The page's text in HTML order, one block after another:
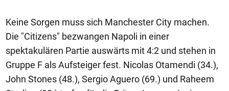
Keine Sorgen muss sich Manchester City machen.
Die "Citizens" bezwangen Napoli in einer
spektakulären Partie auswärts mit 4:2 und stehen in
Gruppe F als Aufsteiger fest. Nicolas Otamendi (34.),
John Stones (48.), Sergio Aguero (69.) und Raheem